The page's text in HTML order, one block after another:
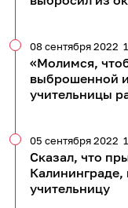
«Молимся,
выброшенной
учительницы
08 сентября 2022
Сказал, что
учительницу
05 сентября 2022